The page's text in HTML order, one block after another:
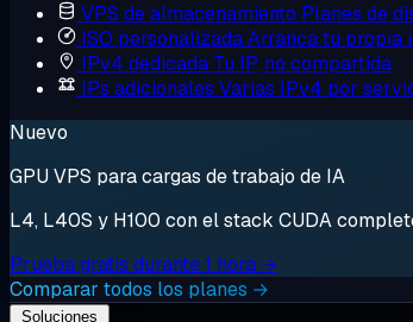
VPS de almacenamiento Planes de
ISO personalizadaArranca tu propia
IPv4 dedicada Tu IP, no compartida
IPs adicionales Varias IPv4 por
Nuevo
GPU VPS para cargas de trabajo de IA
L4, L40S y H100 con el stack CUDA
Prueba gratis durante 1 hora →
Comparar todos los planes →